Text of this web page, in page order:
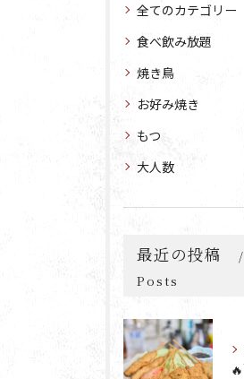
全てのカテゴリー
食べ飲み放題
焼き鳥
お好み焼き
もつ
大人数
最近の投稿
Posts